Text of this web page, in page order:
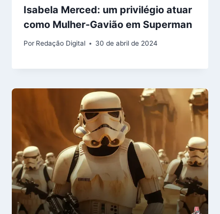
Isabela Merced: um privilégio atuar
como Mulher-Gavião em Superman
Por Redação Digital 30 de abril de 2024